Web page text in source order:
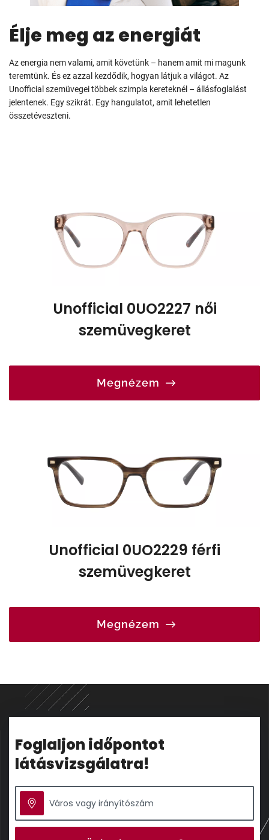
Élje meg az energiát
Az energia nem valami, amit követünk – hanem amit mi magunk
teremtünk. És ez azzal kezdődik, hogyan látjuk a világot. Az
Unofficial szemüvegei többek szimpla kereteknél – állásfoglalást
jelentenek. Egy szikrát. Egy hangulatot, amit lehetetlen
összetéveszteni.
Unofficial 0UO2227 női
szemüvegkeret
Megnézem
Unofficial 0UO2229 férfi
szemüvegkeret
Megnézem
Foglaljon időpontot
látásvizsgálatra!